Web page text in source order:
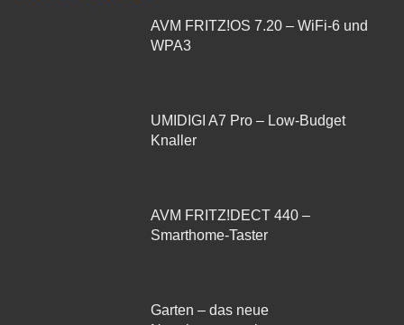
AVM FRITZ!OS 7.20 – WiFi-6 und
WPA3
UMIDIGI A7 Pro – Low-Budget
Knaller
AVM FRITZ!DECT 440 –
Smarthome-Taster
Garten – das neue